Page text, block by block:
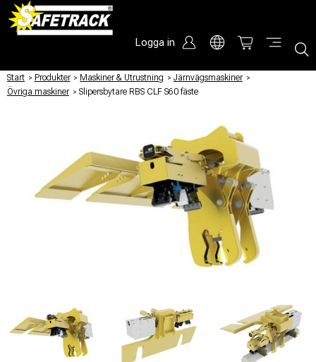
Logga in
Start / Produkter / Maskiner & Utrustning / Järnvägsmaskiner /
Övriga maskiner / Slipersbytare RBS CLF S60 fäste